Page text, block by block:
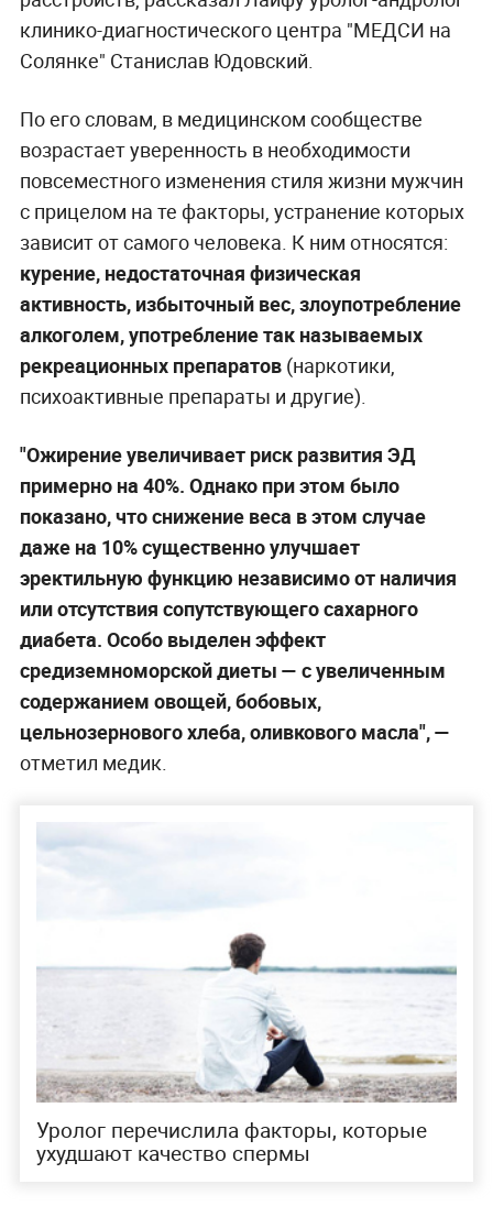
клинико-диагностического центра "МЕДСИ на
Солянке" Станислав Юдовский.
По его словам, в медицинском сообществе
возрастает уверенность в необходимости
повсеместного изменения стиля жизни мужчин
с прицелом на те факторы, устранение которых
зависит от самого человека. К ним относятся:
курение, недостаточная физическая
активность, избыточный вес, злоупотребление
алкоголем, употребление так называемых
рекреационных препаратов(наркотики,
психоактивные препараты и другие).
"Ожирение увеличивает риск развития ЭД
примерно на 40%. Однако при этом было
показано, что снижение веса в этом случае
даже на 10% существенно улучшает
эректильную функцию независимо от наличия
или отсутствия сопутствующего сахарного
диабета. Особо выделен эффект
средиземноморской диеты — с увеличенным
содержанием овощей, бобовых,
цельнозернового хлеба, оливкового масла", —
отметил медик.
Уролог перечислила факторы, которые
ухудшают качество спермы